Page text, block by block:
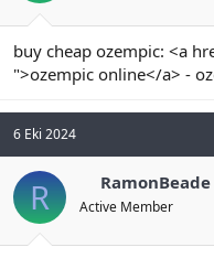
buy cheap ozempic: <a
">ozempic online</a> -
6 Eki 2024
R RamonBeade
Active Member